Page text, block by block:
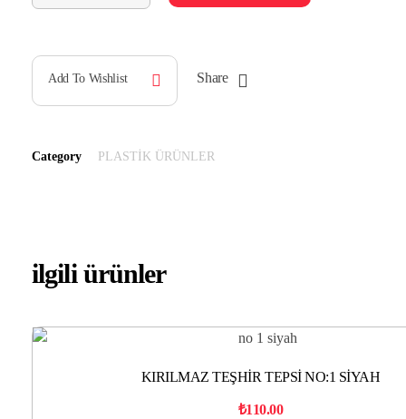
Add To Wishlist Share
Category PLASTİK ÜRÜNLER
ilgili ürünler
KIRILMAZ TEŞHİR TEPSİ NO:1 SİYAH
₺110.00